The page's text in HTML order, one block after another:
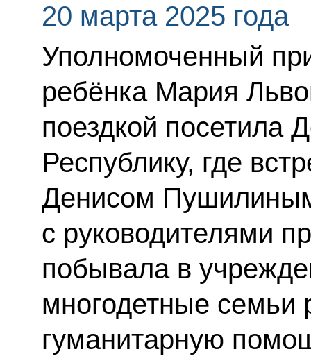
20 марта 2025 года
Уполномоченный
ребёнка Мария
поездкой посетила
Республику, где
Денисом
с руководителями
побывала в
многодетные семьи
гуманитарную